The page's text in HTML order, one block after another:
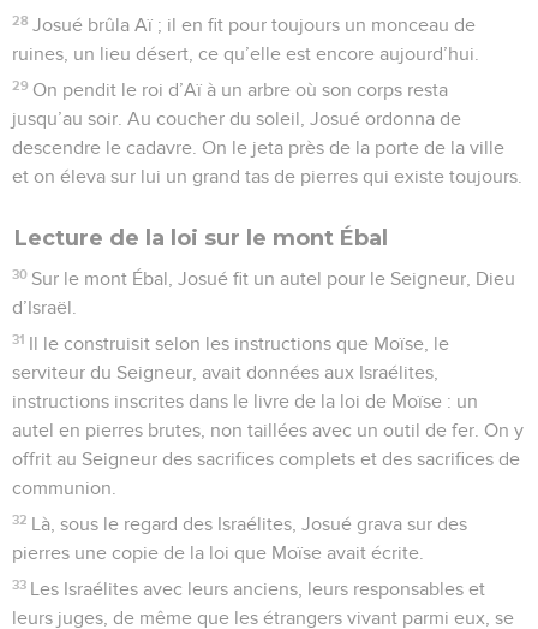
28 Josué brûla Aï ; il en fit pour toujours un monceau de
ruines, un lieu désert, ce qu’elle est encore aujourd’hui.
29 On pendit le roi d’Aï à un arbre où son corps resta
jusqu’au soir. Au coucher du soleil, Josué ordonna de
descendre le cadavre. On le jeta près de la porte de la ville
et on éleva sur lui un grand tas de pierres qui existe toujours.
Lecture de la loi sur le mont Ébal
30 Sur le mont Ébal, Josué fit un autel pour le Seigneur, Dieu
d’Israël.
31 Il le construisit selon les instructions que Moïse, le
serviteur du Seigneur, avait données aux Israélites,
instructions inscrites dans le livre de la loi de Moïse : un
autel en pierres brutes, non taillées avec un outil de fer. On y
offrit au Seigneur des sacrifices complets et des sacrifices de
communion.
32 Là, sous le regard des Israélites, Josué grava sur des
pierres une copie de la loi que Moïse avait écrite.
33 Les Israélites avec leurs anciens, leurs responsables et
leurs juges, de même que les étrangers vivant parmi eux, se